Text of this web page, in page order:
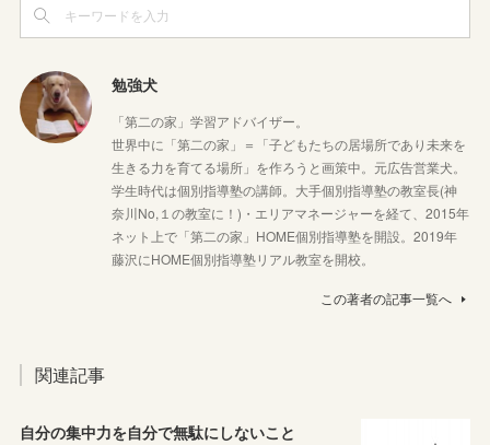
勉強犬
「第二の家」学習アドバイザー。
世界中に「第二の家」＝「子どもたちの居場所であり未来を
生きる力を育てる場所」を作ろうと画策中。元広告営業犬。
学生時代は個別指導塾の講師。大手個別指導塾の教室長(神
奈川No,１の教室に！)・エリアマネージャーを経て、2015年
ネット上で「第二の家」HOME個別指導塾を開設。2019年
藤沢にHOME個別指導塾リアル教室を開校。
この著者の記事一覧へ
関連記事
自分の集中力を自分で無駄にしないこと